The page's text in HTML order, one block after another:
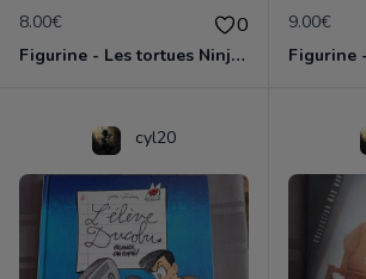
8.00€ 0
Figurine - Les tortues Ninja - Leonardo
9.00€
cyl20